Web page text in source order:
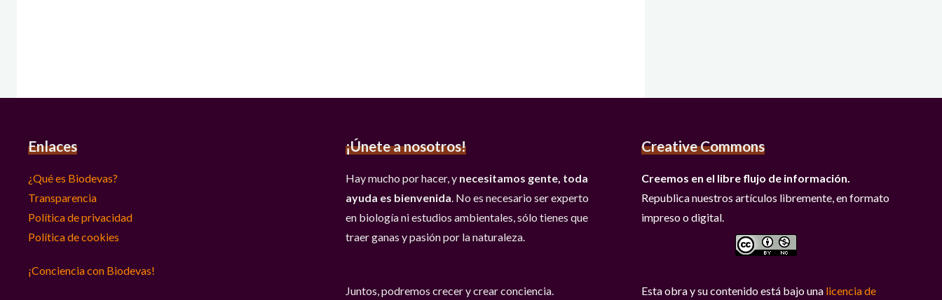
Enlaces
¿Qué es Biodevas?
Transparencia
Política de privacidad
Política de cookies
¡Conciencia con Biodevas!
¡Únete a nosotros!
Hay mucho por hacer, y necesitamos gente, toda
ayuda es bienvenida . No es necesario ser experto
en biología ni estudios ambientales, sólo tienes que
traer ganas y pasión por la naturaleza.
Juntos, podremos crecer y crear conciencia.
Creative Commons
Creemos en el libre flujo de información.
Republica nuestros artículos libremente, en formato
impreso o digital.
Esta obra y su contenido está bajo una licencia de